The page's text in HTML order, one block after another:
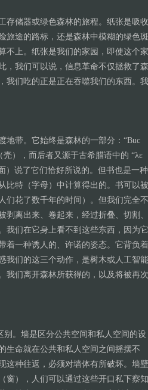
存储器或绿色森林的旅程。纸张是吸收
旅途的路标，还是森林中模糊的绿色斑
不上。纸张是我们的家园，即使这个家
，我们可以说，信息革命不仅拯救了森
我们吃的正是正在吞噬我们的东西。我
地带。它始终是森林的一部分：“Buc
壳），而后者又源于古希腊语中的 “λε
）说了它们恰好所说的。但书也是一种
比特（字母）中计算得出的。书可以被
们花了数千年的时间）。但我们完全不
离出来、卷起来，经过折叠、切割、
我们在它身上看不到这些东西，因为它
着一种诱人的、许诺的姿态。它背负着
我们的这三个动作，是树木或人工智能
我们离开森林所获得的，以及将被再次
别。墙是区分公共空间和私人空间的设
生命就在公共和私人空间之间摇摆不
这种往返，必须对墙体有所破坏。墙壁
窗），人们可以通过这些开口私下察知